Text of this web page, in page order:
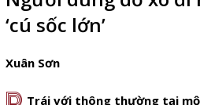
‘cú sốc lớn’
Xuân Sơn
Trái với thông thường tại